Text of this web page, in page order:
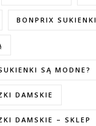
BONPRIX SUKIENKI
SĄ MODNE?
DAMSKIE
DAMSKIE – SKLEP